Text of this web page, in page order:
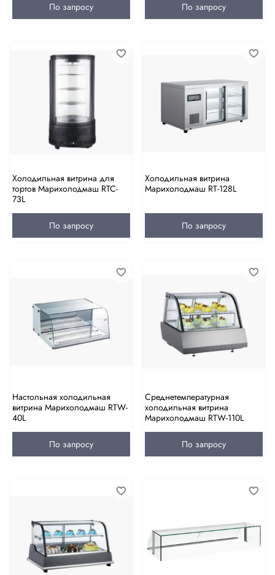
По запросу По запросу
Холодильная витрина для
тортов Марихолодмаш RTC-
73L
По запросу
Холодильная витрина
Марихолодмаш RT-128L
По запросу
Настольная холодильная
витрина Марихолодмаш RTW-
40L
По запросу
Среднетемпературная
холодильная витрина
Марихолодмаш RTW-110L
По запросу